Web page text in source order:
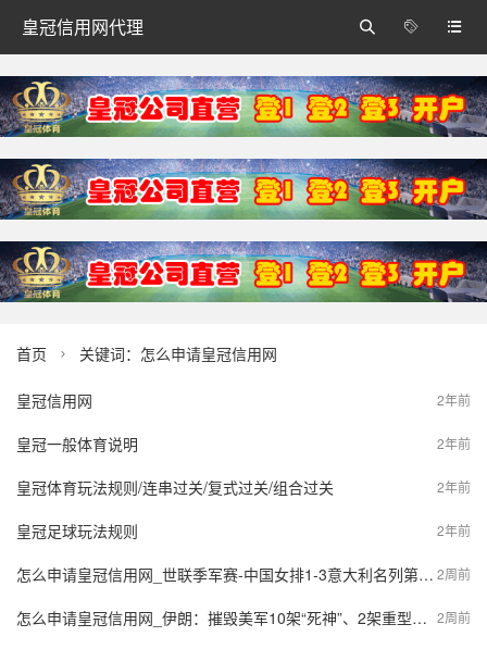
皇冠信用网代理 


首页  关键词：怎么申请皇冠信用网
2年前
皇冠信用网
2年前
皇冠一般体育说明
2年前
皇冠体育玩法规则/连串过关/复式过关/组合过关
2年前
皇冠足球玩法规则
2周前
怎么申请皇冠信用网_世联季军赛-中国女排1-3意大利名列第4 创造历史第2佳绩
2周前
怎么申请皇冠信用网_伊朗：摧毁美军10架“死神”、2架重型直升机！